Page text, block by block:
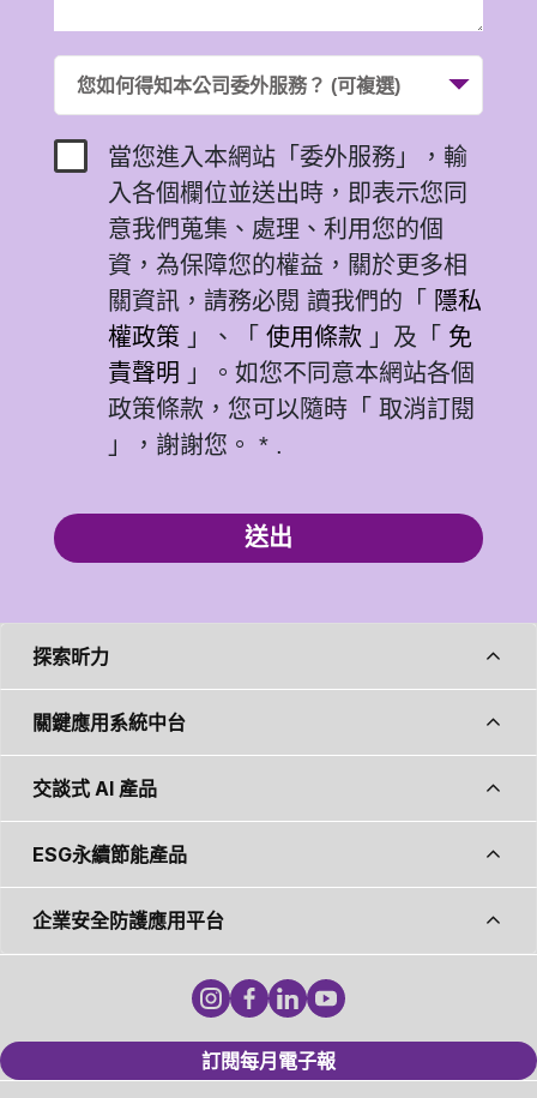
您如何得知本公司委外服務？ (可複選)
當您進入本網站「委外服務」，輸
入各個欄位並送出時，即表示您同
意我們蒐集、處理、利用您的個
資，為保障您的權益，關於更多相
關資訊，請務必閱 讀我們的「
隱私
權政策 」、「 使用條款 」及「 免
責聲明
」。如您不同意本網站各個
政策條款，您可以隨時「 取消訂閱
」，謝謝您。 * .
送出
探索昕力
關鍵應用系統中台
交談式 AI 產品
ESG永續節能產品
企業安全防護應用平台
訂閱每月電子報